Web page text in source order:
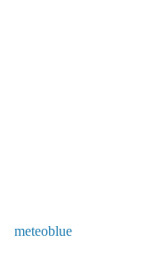
meteoblue